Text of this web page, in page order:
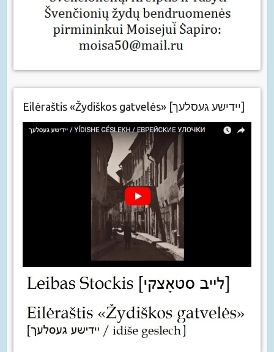
Eilėraštis «Žydiškos gatvelės» [יידישע געסלעך]